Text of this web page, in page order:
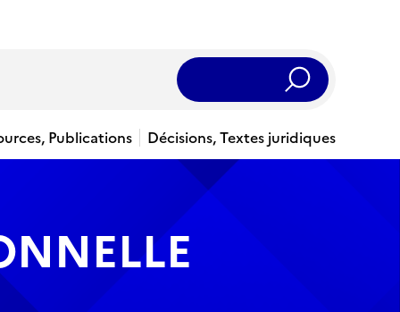
Rechercher
Publications Décisions, Textes juridiques